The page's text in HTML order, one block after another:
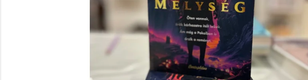
FELFESLŐ KIRÁLYSÁG TAHEREH MAFI
EMILY IN PARIS - EMILY PÁRIZSBAN 2. -
KARTONÁLT CATHERINE KALENGULA
€10,90